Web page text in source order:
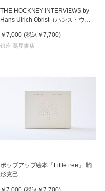
THE HOCKNEY INTERVIEWS by
Hans Ulrich Obrist（ハンス・ウル
Hockney（デイヴィッド・ホックニ
ー） 対談集
￥7,000 (税込 ￥7,700)
銀座 蔦屋書店
ポップアップ絵本『Little tree』 駒
形克己